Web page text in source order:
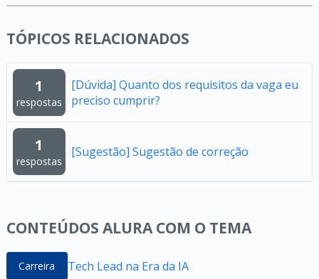
TÓPICOS RELACIONADOS
1
respostas
[Dúvida] Quanto dos requisitos da vaga eu
preciso cumprir?
1
respostas
[Sugestão] Sugestão de correção
CONTEÚDOS ALURA COM O TEMA
Carreira Tech Lead na Era da IA